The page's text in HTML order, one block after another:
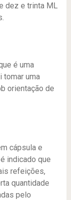
dez e trinta ML
é uma
tomar uma
orientação de
cápsula e
indicado que
refeições,
quantidade
pelo